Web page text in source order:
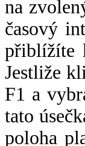
na
časový
přiblížíte
Jestliže
F1 a
tato
poloha